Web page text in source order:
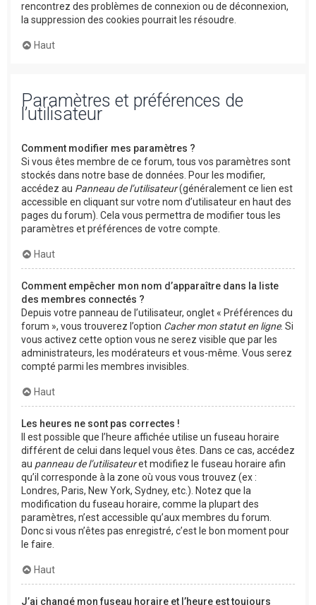
rencontrez des problèmes de connexion ou de déconnexion,
la suppression des cookies pourrait les résoudre.
Haut
Paramètres et préférences de
l’utilisateur
Comment modifier mes paramètres ?
Si vous êtes membre de ce forum, tous vos paramètres sont
stockés dans notre base de données. Pour les modifier,
accédez au Panneau de l’utilisateur(généralement ce lien est
accessible en cliquant sur votre nom d’utilisateur en haut des
pages du forum). Cela vous permettra de modifier tous les
paramètres et préférences de votre compte.
Haut
Comment empêcher mon nom d’apparaître dans la liste
des membres connectés ?
Depuis votre panneau de l’utilisateur, onglet « Préférences du
forum », vous trouverez l’option Cacher mon statut en ligne. Si
vous activez cette option vous ne serez visible que par les
administrateurs, les modérateurs et vous-même. Vous serez
compté parmi les membres invisibles.
Haut
Les heures ne sont pas correctes !
Il est possible que l’heure affichée utilise un fuseau horaire
différent de celui dans lequel vous êtes. Dans ce cas, accédez
au panneau de l’utilisateuret modifiez le fuseau horaire afin
qu’il corresponde à la zone où vous vous trouvez (ex :
Londres, Paris, New York, Sydney, etc.). Notez que la
modification du fuseau horaire, comme la plupart des
paramètres, n’est accessible qu’aux membres du forum.
Donc si vous n’êtes pas enregistré, c’est le bon moment pour
le faire.
Haut
J’ai changé mon fuseau horaire et l’heure est toujours